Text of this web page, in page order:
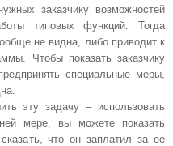
заказчику возможностей
типовых функций. Тогда
не видна, либо приводит к
Чтобы показать заказчику
специальные меры,
эту задачу – использовать
мере, вы можете показать
что он заплатил за ее